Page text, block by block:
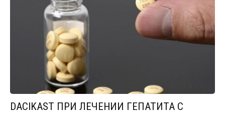
DACIKAST ПРИ ЛЕЧЕНИИ ГЕПАТИТА С